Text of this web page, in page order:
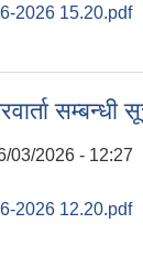
2026 15.20.pdf
सम्बन्धी
03/2026 - 12:27
2026 12.20.pdf